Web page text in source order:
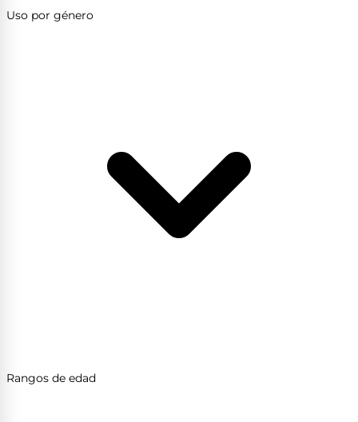
Uso por género
Rangos de edad